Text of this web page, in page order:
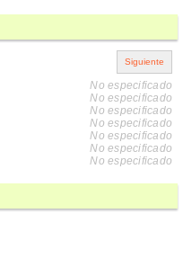
No especificado
No especificado
No especificado
No especificado
No especificado
No especificado
No especificado